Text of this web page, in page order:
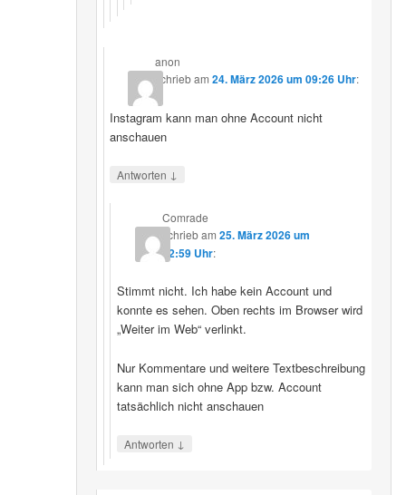
anon
schriebam24. März 2026 um 09:26 Uhr:
Instagram kann man ohne Account nicht
anschauen
Antworten ↓
Comrade
schriebam 25. März 2026 um
12:59 Uhr:
Stimmt nicht. Ich habe kein Account und
konnte es sehen. Oben rechts im Browser wird
„Weiter im Web“ verlinkt.
Nur Kommentare und weitere Textbeschreibung
kann man sich ohne App bzw. Account
tatsächlich nicht anschauen
Antworten ↓